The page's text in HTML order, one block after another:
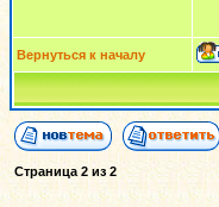
Вернуться к началу
Страница 2из 2